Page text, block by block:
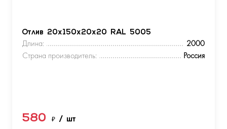
Отлив 20х150х20х20 RAL 5005
Длина:
2000
Страна производитель:
Россия
580 ₽ / шт